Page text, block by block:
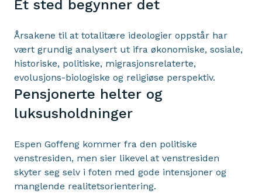
Et sted begynner det
Årsakene til at totalitære ideologier oppstår har
vært grundig analysert ut ifra økonomiske, sosiale,
historiske, politiske, migrasjonsrelaterte,
evolusjons-biologiske og religiøse perspektiv.
Pensjonerte helter og
luksusholdninger
Espen Goffeng kommer fra den politiske
venstresiden, men sier likevel at venstresiden
skyter seg selv i foten med gode intensjoner og
manglende realitetsorientering.